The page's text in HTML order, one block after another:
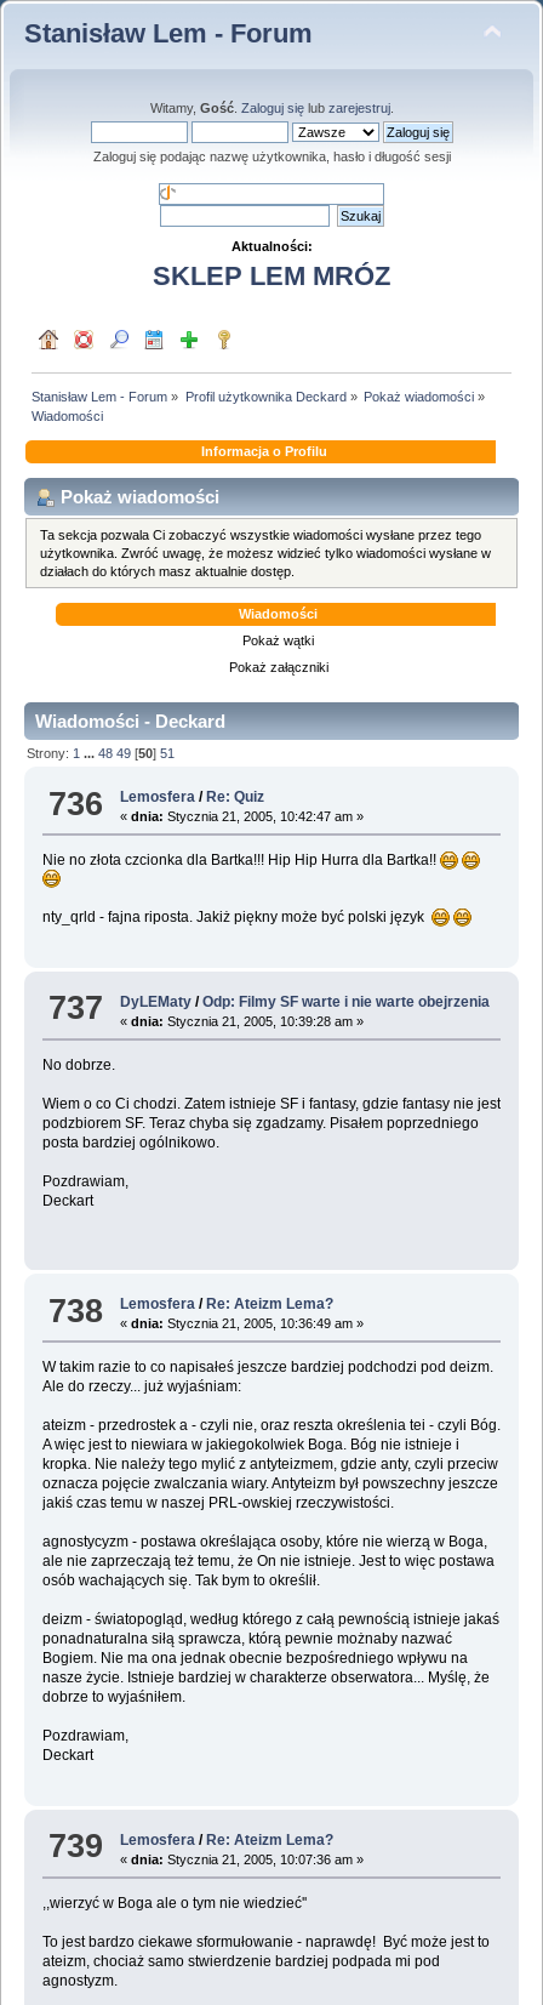
Stanisław Lem - Forum
Witamy, Gość. Zaloguj sięlub zarejestruj.
Zaloguj się podając nazwę użytkownika, hasło i długość sesji
Aktualności:
SKLEP LEM MRÓZ
Stanisław Lem - Forum » Profil użytkownika Deckard» Pokaż wiadomości»
Wiadomości
Informacja o Profilu
Pokaż wiadomości
Ta sekcja pozwala Ci zobaczyć wszystkie wiadomości wysłane przez tego
użytkownika. Zwróć uwagę, że możesz widzieć tylko wiadomości wysłane w
działach do których masz aktualnie dostęp.
Wiadomości
Pokaż wątki
Pokaż załączniki
Wiadomości - Deckard
Strony: 1 ...48 49 [50]51
736 Lemosfera / Re: Quiz
«dnia: Stycznia 21, 2005, 10:42:47 am »
Nie no złota czcionka dla Bartka!!! Hip Hip Hurra dla Bartka!!
nty_qrld - fajna riposta. Jakiż piękny może być polski język
737 DyLEMaty /Odp: Filmy SF warte i nie warte obejrzenia
«dnia: Stycznia 21, 2005, 10:39:28 am »
No dobrze.
Wiem o co Ci chodzi. Zatem istnieje SF i fantasy, gdzie fantasy nie jest
podzbiorem SF. Teraz chyba się zgadzamy. Pisałem poprzedniego
posta bardziej ogólnikowo.
Pozdrawiam,
Deckart
738 Lemosfera / Re: Ateizm Lema?
«dnia: Stycznia 21, 2005, 10:36:49 am »
W takim razie to co napisałeś jeszcze bardziej podchodzi pod deizm.
Ale do rzeczy... już wyjaśniam:
ateizm - przedrostek a - czyli nie, oraz reszta określenia tei - czyli Bóg.
A więc jest to niewiara w jakiegokolwiek Boga. Bóg nie istnieje i
kropka. Nie należy tego mylić z antyteizmem, gdzie anty, czyli przeciw
oznacza pojęcie zwalczania wiary. Antyteizm był powszechny jeszcze
jakiś czas temu w naszej PRL-owskiej rzeczywistości.
agnostycyzm - postawa określająca osoby, które nie wierzą w Boga,
ale nie zaprzeczają też temu, że On nie istnieje. Jest to więc postawa
osób wachających się. Tak bym to określił.
deizm - światopogląd, według którego z całą pewnością istnieje jakaś
ponadnaturalna siłą sprawcza, którą pewnie możnaby nazwać
Bogiem. Nie ma ona jednak obecnie bezpośredniego wpływu na
nasze życie. Istnieje bardziej w charakterze obserwatora... Myślę, że
dobrze to wyjaśniłem.
Pozdrawiam,
Deckart
739 Lemosfera /Re: Ateizm Lema?
«dnia: Stycznia 21, 2005, 10:07:36 am »
,,wierzyć w Boga ale o tym nie wiedzieć''
To jest bardzo ciekawe sformułowanie - naprawdę! Być może jest to
ateizm, chociaż samo stwierdzenie bardziej podpada mi pod
agnostyzm.